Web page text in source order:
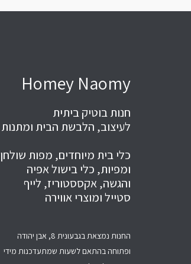
Homey Naomy
חנות בוטיק ביתית
לעיצוב, הלבשת הבית ומתנות
כלי בית מיוחדים, מפות שולחן
ומפיות, כלי בישול אפיה
והגשה, אקססטוריז, לייף
סטייל ומוצרי אווירה
החנות נמצאת בגבעונית 8, אבן יהודה
ופתוחה בהתאם לשעות שמתעדכנות מידי